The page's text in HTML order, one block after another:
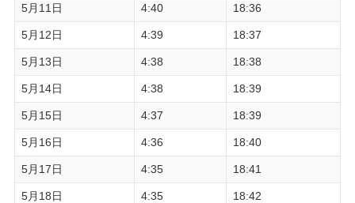
5月11日 4:40 18:36
5月12日 4:39 18:37
5月13日 4:38 18:38
5月14日 4:38 18:39
5月15日 4:37 18:39
5月16日 4:36 18:40
5月17日 4:35 18:41
5月18日 4:35 18:42